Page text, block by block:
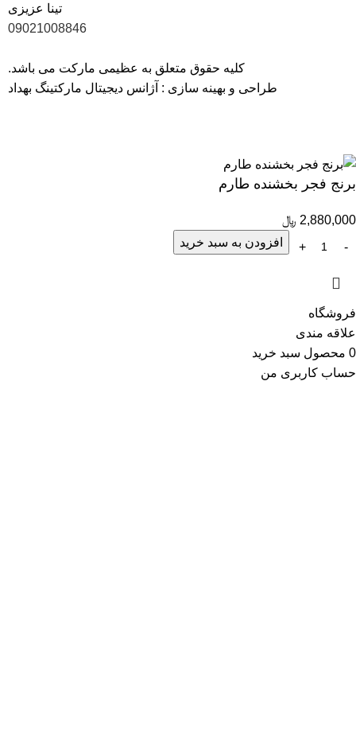
تینا عزیزی
09021008846
کلیه حقوق متعلق به عظیمی مارکت می باشد.
طراحی و بهینه سازی : آژانس دیجیتال مارکتینگ بهداد
برنج فجر بخشنده طارم
2,880,000 ﷼
افزودن به سبد خرید
فروشگاه
علاقه مندی
0 محصول سبد خرید
حساب کاربری من